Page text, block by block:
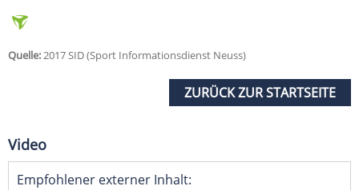
Quelle:2017 SID (Sport Informationsdienst Neuss)
ZURÜCK ZUR STARTSEITE
Video
Empfohlener externer Inhalt: